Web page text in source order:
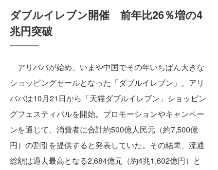
ダブルイレブン開催 前年比26％増の4
兆円突破
アリババが始め、いまや中国でその年いちばん大きな
ショッピングセールとなった「ダブルイレブン」。アリ
ババは10月21日から「天猫ダブルイレブン」ショッピン
グフェスティバルを開始。プロモーションやキャンペー
ンを通じて、消費者に合計約500億人民元（約7,500億
円）の割引を提供すると発表していた。その結果、流通
総額は過去最高となる2,684億元（約4兆1,602億円）と